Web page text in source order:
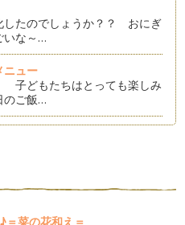
したのでしょうか？？ おにぎ
いな～…
ニュー
子どもたちはとっても楽しみ
のご飯…
れな…
り
通になってきていますね。私
＝菜の花和え＝